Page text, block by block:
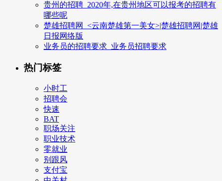
贵州的招聘_2020年,在贵州地区可以报考的招聘有
哪些呢
楚雄招聘网_<云南楚雄第一美女>|楚雄招聘网|楚雄
日报网络版
业务员的招聘要求_业务员招聘要求
热门标签
小时工
招聘会
快速
BAT
职场关注
职业技术
零就业
别跟风
支付宝